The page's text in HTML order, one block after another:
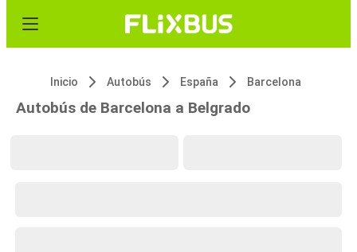
Inicio Autobús España Barcelona
Autobús de Barcelona a Belgrado